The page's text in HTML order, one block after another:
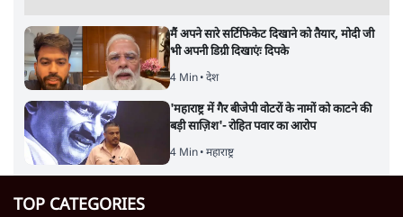
मैं अपने सारे सर्टिफिकेट दिखाने को तैयार, मोदी जी
भी अपनी डिग्री दिखाएंः दिपके
4 Min• देश
'महाराष्ट्र में गैर बीजेपी वोटरों के नामों को काटने की
बड़ी साज़िश'- रोहित पवार का आरोप
4 Min• महाराष्ट्र
TOP CATEGORIES